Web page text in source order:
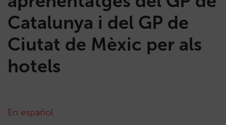
Catalunya i del GP de
Ciutat de Mèxic per als
hotels
En español